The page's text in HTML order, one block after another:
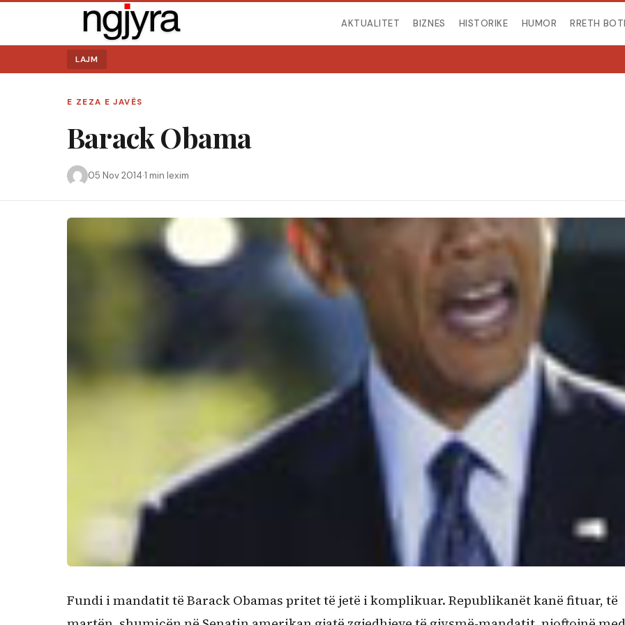
AKTUALITET BIZNES HISTORIKE HUMOR RRETH
LAJM
E ZEZA E JAVËS
Barack Obama
05 Nov 2014·1 min lexim
Fundi i mandatit të Barack Obamas pritet të jetë i komplikuar. Republikanët kanë fituar, të